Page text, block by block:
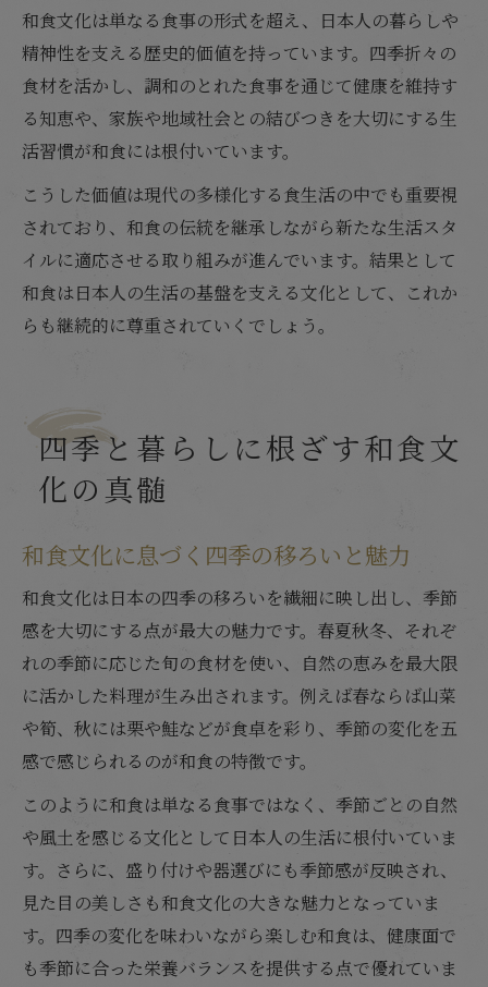
和食文化は単なる食事の形式を超え、日本人の暮らしや
精神性を支える歴史的価値を持っています。四季折々の
食材を活かし、調和のとれた食事を通じて健康を維持す
る知恵や、家族や地域社会との結びつきを大切にする生
活習慣が和食には根付いています。
こうした価値は現代の多様化する食生活の中でも重要視
されており、和食の伝統を継承しながら新たな生活スタ
イルに適応させる取り組みが進んでいます。結果として
和食は日本人の生活の基盤を支える文化として、これか
らも継続的に尊重されていくでしょう。
四季と暮らしに根ざす和食文
化の真髄
和食文化に息づく四季の移ろいと魅力
和食文化は日本の四季の移ろいを繊細に映し出し、季節
感を大切にする点が最大の魅力です。春夏秋冬、それぞ
れの季節に応じた旬の食材を使い、自然の恵みを最大限
に活かした料理が生み出されます。例えば春ならば山菜
や筍、秋には栗や鮭などが食卓を彩り、季節の変化を五
感で感じられるのが和食の特徴です。
このように和食は単なる食事ではなく、季節ごとの自然
や風土を感じる文化として日本人の生活に根付いていま
す。さらに、盛り付けや器選びにも季節感が反映され、
見た目の美しさも和食文化の大きな魅力となっていま
す。四季の変化を味わいながら楽しむ和食は、健康面で
も季節に合った栄養バランスを提供する点で優れていま